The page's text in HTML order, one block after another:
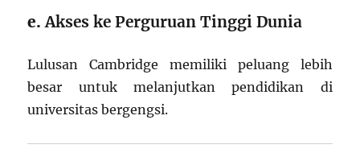
e.Akses ke Perguruan Tinggi Dunia
Lulusan Cambridge memiliki peluang lebih
besar untuk melanjutkan pendidikan di
universitas bergengsi.